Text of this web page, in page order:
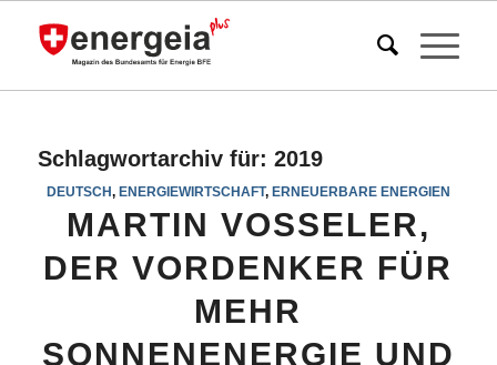
Schlagwortarchiv für: 2019
DEUTSCH, ENERGIEWIRTSCHAFT, ERNEUERBARE ENERGIEN
MARTIN VOSSELER,
DER VORDENKER FÜR
MEHR
SONNENENERGIE UND